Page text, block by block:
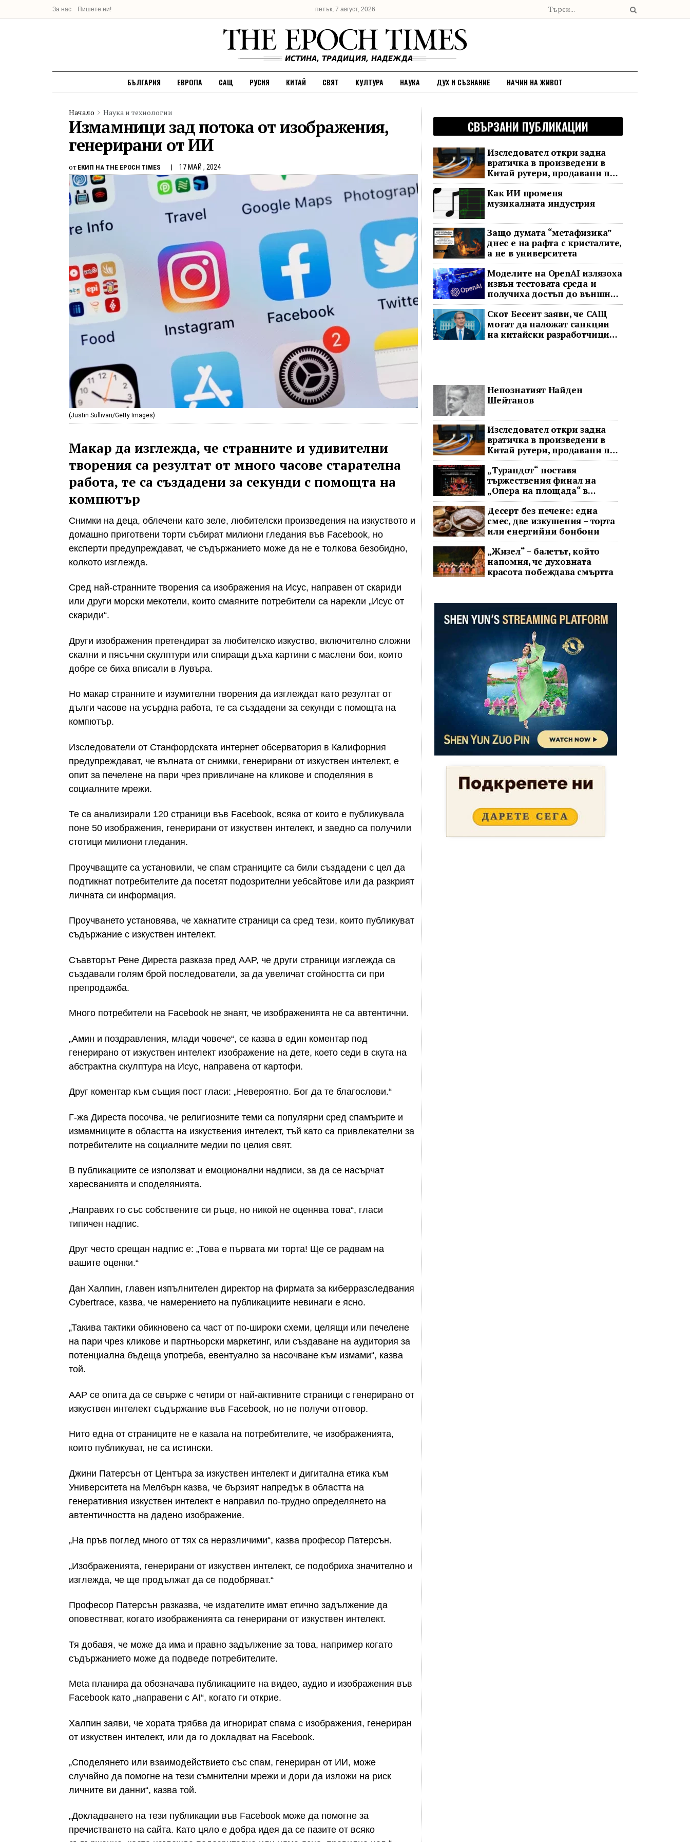
За нас Пишете ни! петък, 7 август, 2026
БЪЛГАРИЯ ЕВРОПА САЩ РУСИЯ КИТАЙ СВЯТ КУЛТУРА НАУКА ДУХ И СЪЗНАНИЕ НАЧИН НА ЖИВОТ
Начало Наука и технологии
Измамници зад потока от изображения,
генерирани от ИИ
от ЕКИП НА THE EPOCH TIMES 17 МАЙ , 2024
(Justin Sullivan/Getty Images)
Макар да изглежда, че странните и удивителни
творения са резултат от много часове старателна
работа, те са създадени за секунди с помощта на
компютър
Снимки на деца, облечени като зеле, любителски произведения на изкуството и
домашно приготвени торти събират милиони гледания във Facebook, но
експерти предупреждават, че съдържанието може да не е толкова безобидно,
колкото изглежда.
Сред най-странните творения са изображения на Исус, направен от скариди
или други морски мекотели, които смаяните потребители са нарекли „Исус от
скариди“.
Други изображения претендират за любителско изкуство, включително сложни
скални и пясъчни скулптури или спиращи дъха картини с маслени бои, които
добре се биха вписали в Лувъра.
Но макар странните и изумителни творения да изглеждат като резултат от
дълги часове на усърдна работа, те са създадени за секунди с помощта на
компютър.
Изследователи от Станфордската интернет обсерватория в Калифорния
предупреждават, че вълната от снимки, генерирани от изкуствен интелект, е
опит за печелене на пари чрез привличане на кликове и споделяния в
социалните мрежи.
Те са анализирали 120 страници във Facebook, всяка от които е публикувала
поне 50 изображения, генерирани от изкуствен интелект, и заедно са получили
стотици милиони гледания.
Проучващите са установили, че спам страниците са били създадени с цел да
подтикнат потребителите да посетят подозрителни уебсайтове или да разкрият
личната си информация.
Проучването установява, че хакнатите страници са сред тези, които публикуват
съдържание с изкуствен интелект.
Съавторът Рене Диреста разказа пред AAP, че други страници изглежда са
създавали голям брой последователи, за да увеличат стойността си при
препродажба.
Много потребители на Facebook не знаят, че изображенията не са автентични.
„Амин и поздравления, млади човече“, се казва в един коментар под
генерирано от изкуствен интелект изображение на дете, което седи в скута на
абстрактна скулптура на Исус, направена от картофи.
Друг коментар към същия пост гласи: „Невероятно. Бог да те благослови.“
Г-жа Диреста посочва, че религиозните теми са популярни сред спамърите и
измамниците в областта на изкуствения интелект, тъй като са привлекателни за
потребителите на социалните медии по целия свят.
В публикациите се използват и емоционални надписи, за да се насърчат
харесванията и споделянията.
„Направих го със собствените си ръце, но никой не оценява това“, гласи
типичен надпис.
Друг често срещан надпис е: „Това е първата ми торта! Ще се радвам на
вашите оценки.“
Дан Халпин, главен изпълнителен директор на фирмата за киберразследвания
Cybertrace, казва, че намерението на публикациите невинаги е ясно.
„Такива тактики обикновено са част от по-широки схеми, целящи или печелене
на пари чрез кликове и партньорски маркетинг, или създаване на аудитория за
потенциална бъдеща употреба, евентуално за насочване към измами“, казва
той.
AAP се опита да се свърже с четири от най-активните страници с генерирано от
изкуствен интелект съдържание във Facebook, но не получи отговор.
Нито една от страниците не е казала на потребителите, че изображенията,
които публикуват, не са истински.
Джини Патерсън от Центъра за изкуствен интелект и дигитална етика към
Университета на Мелбърн казва, че бързият напредък в областта на
генеративния изкуствен интелект е направил по-трудно определянето на
автентичността на дадено изображение.
„На пръв поглед много от тях са неразличими“, казва професор Патерсън.
„Изображенията, генерирани от изкуствен интелект, се подобриха значително и
изглежда, че ще продължат да се подобряват.“
Професор Патерсън разказва, че издателите имат етично задължение да
оповестяват, когато изображенията са генерирани от изкуствен интелект.
Тя добавя, че може да има и правно задължение за това, например когато
съдържанието може да подведе потребителите.
Meta планира да обозначава публикациите на видео, аудио и изображения във
Facebook като „направени с AI“, когато ги открие.
Халпин заяви, че хората трябва да игнорират спама с изображения, генериран
от изкуствен интелект, или да го докладват на Facebook.
„Споделянето или взаимодействието със спам, генериран от ИИ, може
случайно да помогне на тези съмнителни мрежи и дори да изложи на риск
личните ви данни“, казва той.
„Докладването на тези публикации във Facebook може да помогне за
пречистването на сайта. Като цяло е добра идея да се пазите от всяко
СВЪРЗАНИ ПУБЛИКАЦИИ
Изследовател откри задна
вратичка в произведени в
Китай рутери, продавани по
целия свят
Как ИИ променя
музикалната индустрия
Защо думата “метафизика”
днес е на рафта с кристалите,
а не в университета
Моделите на OpenAI излязоха
извън тестовата среда и
получиха достъп до външни
акаунти
Скот Бесент заяви, че САЩ
могат да наложат санкции
на китайски разработчици
Непознатият Найден
Шейтанов
Изследовател откри задна
вратичка в произведени в
Китай рутери, продавани по
целия свят
„Турандот“ поставя
тържествения финал на
„Опера на площада“ в
София
Десерт без печене: една
смес, две изкушения – торта
или енергийни бонбони
„Жизел“ – балетът, който
напомня, че духовната
красота побеждава смъртта